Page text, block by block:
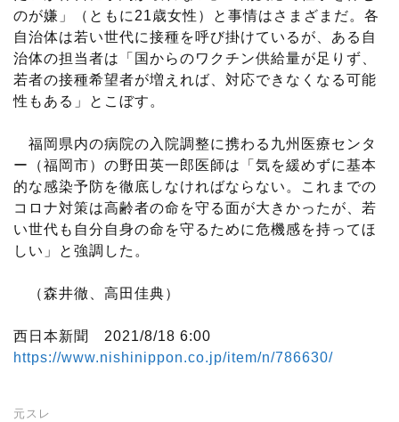
のが嫌」（ともに21歳女性）と事情はさまざまだ。各
自治体は若い世代に接種を呼び掛けているが、ある自
治体の担当者は「国からのワクチン供給量が足りず、
若者の接種希望者が増えれば、対応できなくなる可能
性もある」とこぼす。
福岡県内の病院の入院調整に携わる九州医療センタ
ー（福岡市）の野田英一郎医師は「気を緩めずに基本
的な感染予防を徹底しなければならない。これまでの
コロナ対策は高齢者の命を守る面が大きかったが、若
い世代も自分自身の命を守るために危機感を持ってほ
しい」と強調した。
（森井徹、高田佳典）
西日本新聞 2021/8/18 6:00
https://www.nishinippon.co.jp/item/n/786630/
元スレ